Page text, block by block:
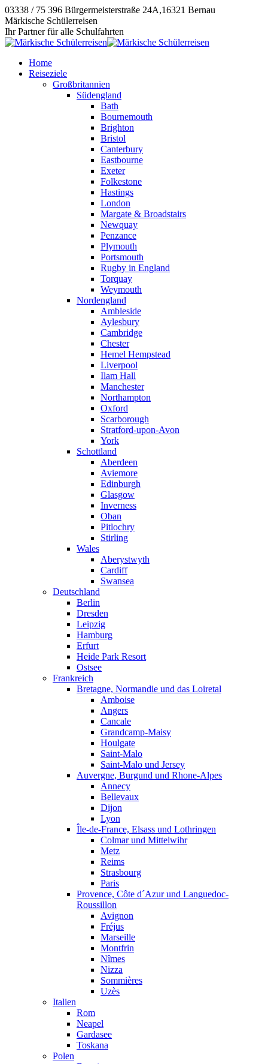
Zum
Inhalt
springen
03338 / 75 396 Bürgermeisterstraße 24A,16321 Bernau
Instagram
page
opens
new
window
E-
Mail
page
new
Facebook
page
opens
new
window
Märkische Schülerreisen
Ihr Partner für alle Schulfahrten
Home
Reiseziele
Großbritannien
Südengland
Bath
Bournemouth
Brighton
Bristol
Canterbury
Eastbourne
Exeter
Folkestone
Hastings
London
Margate & Broadstairs
Newquay
Penzance
Plymouth
Portsmouth
Rugby in England
Torquay
Weymouth
Nordengland
Ambleside
Aylesbury
Cambridge
Chester
Hemel Hempstead
Liverpool
Ilam Hall
Manchester
Northampton
Oxford
Scarborough
Stratford-upon-Avon
York
Schottland
Aberdeen
Aviemore
Edinburgh
Glasgow
Inverness
Oban
Pitlochry
Stirling
Wales
Aberystwyth
Cardiff
Swansea
Deutschland
Berlin
Dresden
Leipzig
Hamburg
Erfurt
Heide Park Resort
Ostsee
Frankreich
Bretagne, Normandie und das Loiretal
Amboise
Angers
Cancale
Grandcamp-Maisy
Houlgate
Saint-Malo
Saint-Malo und Jersey
Auvergne, Burgund und Rhone-Alpes
Annecy
Bellevaux
Dijon
Lyon
Île-de-France, Elsass und Lothringen
Colmar und Mittelwihr
Metz
Reims
Strasbourg
Paris
Provence, Côte d´Azur und Languedoc-
Roussillon
Avignon
Fréjus
Marseille
Montfrin
Nîmes
Nizza
Sommières
Uzès
Italien
Rom
Neapel
Gardasee
Toskana
Polen